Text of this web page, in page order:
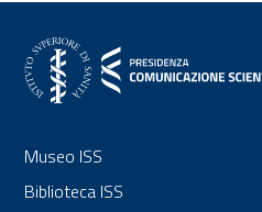
Museo ISS
Biblioteca ISS